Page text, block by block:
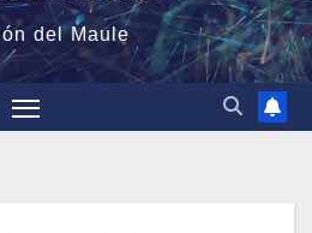
del Maule